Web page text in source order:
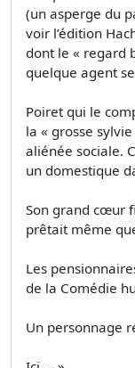
(un asperge du
voir l’édition
dont le « regard
quelque agent
Poiret qui le
la « grosse
aliénée sociale.
un domestique
Son grand cœur
prêtait même
Les
de la Comédie
Un personnage